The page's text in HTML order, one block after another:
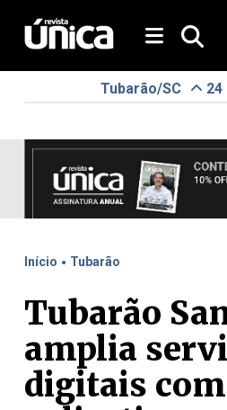
Tubarão/SC 24
Início . Tubarão
Tubarão
amplia
digitais